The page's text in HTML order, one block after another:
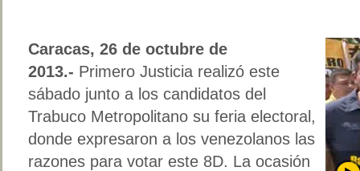
Caracas, 26 de octubre de
2013.- Primero Justicia realizó este
sábado junto a los candidatos del
Trabuco Metropolitano su feria electoral,
donde expresaron a los venezolanos las
razones para votar este 8D. La ocasión